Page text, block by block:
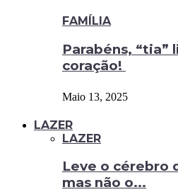
FAMÍLIA
Parabéns, “tia”
coração!
Maio 13, 2025
LAZER
LAZER
Leve o cérebro
mas não o...